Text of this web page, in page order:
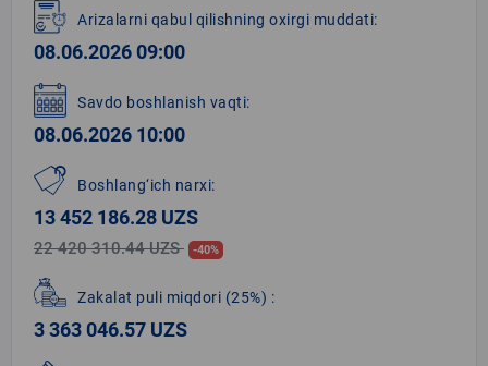
1
of
5
Arizalarni qabul qilishning oxirgi muddati:
08.06.2026 09:00
Savdo boshlanish vaqti:
08.06.2026 10:00
Boshlang‘ich narxi:
13 452 186.28 UZS
22 420 310.44 UZS -40%
Zakalat puli miqdori (25%) :
3 363 046.57 UZS